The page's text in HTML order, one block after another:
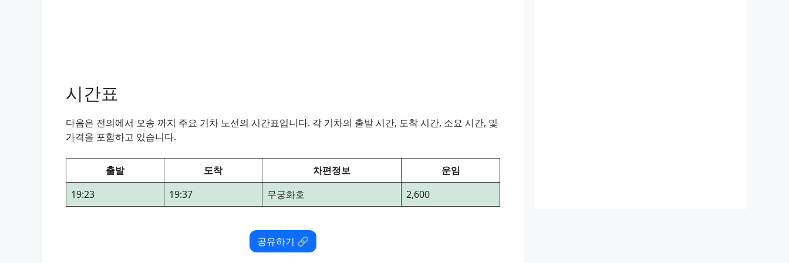
시간표
다음은 전의에서 오송 까지 주요 기차 노선의 시간표입니다. 각 기차의 출발 시간, 도착 시간, 소요 시간, 및
가격을 포함하고 있습니다.
출발 도착 차편정보
운임
19:23
19:37 무궁화호 2,600
공유하기 🔗